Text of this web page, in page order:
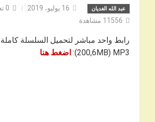
عبد الله الغديان 16 يوليو، 2019 0
11556 مشاهدة
رابط واحد مباشر لتحميل السلسلة
200,6MB) MP3):
اضغط هنا